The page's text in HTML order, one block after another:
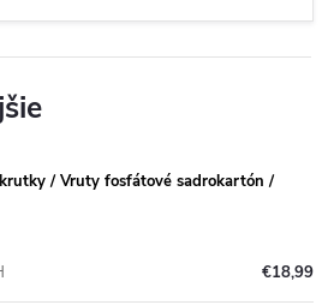
/ Vruty fosfátové sadrokartón /
€18,99